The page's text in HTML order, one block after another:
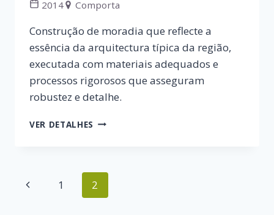
2014 Comporta
Construção de moradia que reflecte a
essência da arquitectura típica da região,
executada com materiais adequados e
processos rigorosos que asseguram
robustez e detalhe.
VER DETALHES HABITAÇÃO
Page
Previous
1 2